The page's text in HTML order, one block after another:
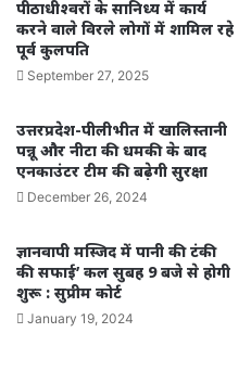
पीठाधीश्वरों के सानिध्य में कार्य
करने वाले विरले लोगों में शामिल रहे
पूर्व कुलपति
September 27, 2025
उत्तरप्रदेश-पीलीभीत में खालिस्तानी
पन्नू और नीटा की धमकी के बाद
एनकाउंटर टीम की बढ़ेगी सुरक्षा
December 26, 2024
ज्ञानवापी मस्जिद में पानी की टंकी
की सफाई’ कल सुबह 9 बजे से होगी
शुरू : सुप्रीम कोर्ट
January 19, 2024